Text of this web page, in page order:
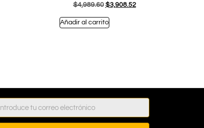
$4,989.60 $3,908.52
Añadir al carrito